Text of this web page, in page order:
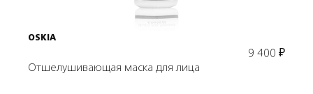
OSKIA
9 400 ₽
Отшелушивающая маска для лица